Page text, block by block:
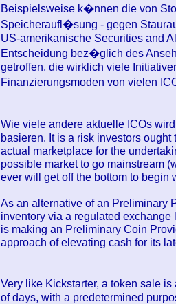
Beispielsweise k�nnen die von
Speicheraufl�sung - gegen
US-amerikanische Securities and
Entscheidung bez�glich des
getroffen, die wirklich viele
Finanzierungsmoden von vielen
Wie viele andere aktuelle ICOs
basieren. It is a risk investors
actual marketplace for the
possible market to go mainstream
ever will get off the bottom to begin
As an alternative of an Preliminary
inventory via a regulated
is making an Preliminary Coin
approach of elevating cash for its
Very like Kickstarter, a token sale
of days, with a predetermined